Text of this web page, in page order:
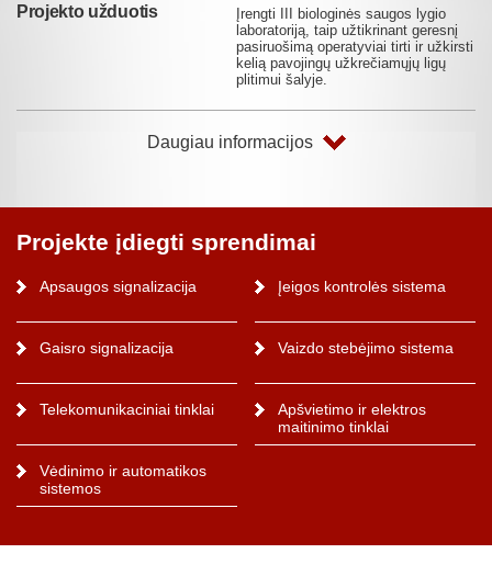
Projekto užduotis
Įrengti III biologinės saugos lygio
laboratoriją, taip užtikrinant geresnį
pasiruošimą operatyviai tirti ir užkirsti
kelią pavojingų užkrečiamųjų ligų
plitimui šalyje.
Daugiau informacijos
Projekte įdiegti sprendimai
Apsaugos signalizacija Įeigos kontrolės sistema
Gaisro signalizacija Vaizdo stebėjimo sistema
Telekomunikaciniai tinklai
Apšvietimo ir elektros
maitinimo tinklai
Vėdinimo ir automatikos
sistemos